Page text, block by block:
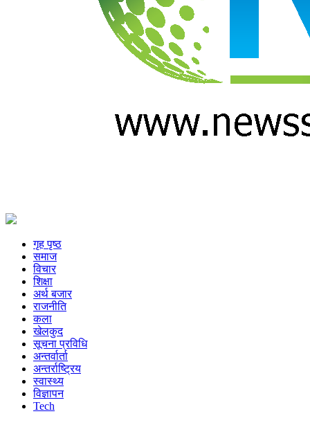
गृह पृष्ठ
समाज
विचार
शिक्षा
अर्थ बजार
राजनीति
कला
खेलकुद
सूचना प्रविधि
अन्तर्वार्ता
अन्तर्राष्ट्रिय
स्वास्थ्य
विज्ञापन
Tech